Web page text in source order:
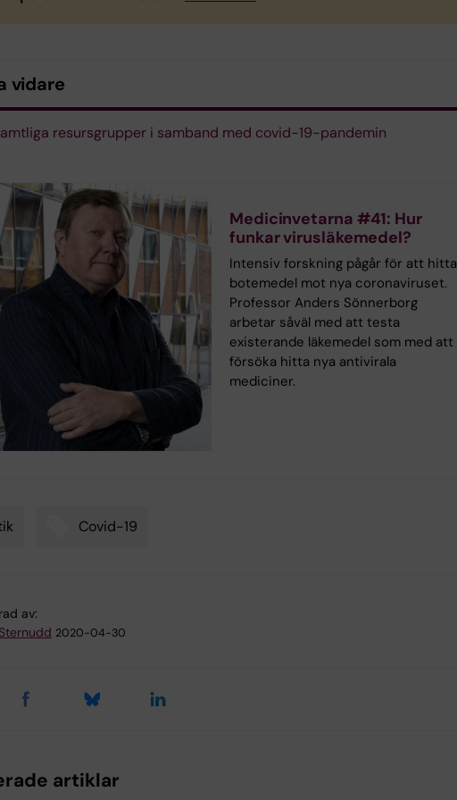
vidare
resursgrupper i samband med covid-19-pandemin
Medicinvetarna #41: Hur
funkar virusläkemedel?
Intensiv forskning pågår för att hitta
botemedel mot nya coronaviruset.
Professor Anders Sönnerborg
arbetar såväl med att testa
existerande läkemedel som med att
försöka hitta nya antivirala
mediciner.
Covid-19
av:
2020-04-30
artiklar